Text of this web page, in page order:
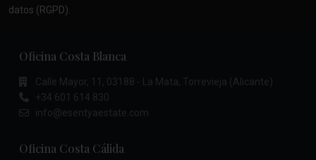
datos (RGPD).
Oficina Costa Blanca
Calle Mayor, 11, 03188 - La Mata, Torrevieja (Alicante)
+34 601 614 830
info@esentyaestate.com
Oficina Costa Cálida